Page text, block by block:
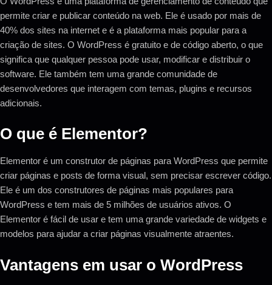
permite criar e publicar conteúdo na web. Ele é usado por mais de
40% dos sites na internet e é a plataforma mais popular para a
criação de sites. O WordPress é gratuito e de código aberto, o que
significa que qualquer pessoa pode usar, modificar e distribuir o
software. Ele também tem uma grande comunidade de
desenvolvedores que interagem com temas, plugins e recursos
adicionais.
O que é Elementor?
Elementor é um construtor de páginas para WordPress que permite
criar páginas e posts de forma visual, sem precisar escrever código.
Ele é um dos construtores de páginas mais populares para
WordPress e tem mais de 5 milhões de usuários ativos. O
Elementor é fácil de usar e tem uma grande variedade de widgets e
modelos para ajudar a criar páginas visualmente atraentes.
Vantagens em usar o WordPress